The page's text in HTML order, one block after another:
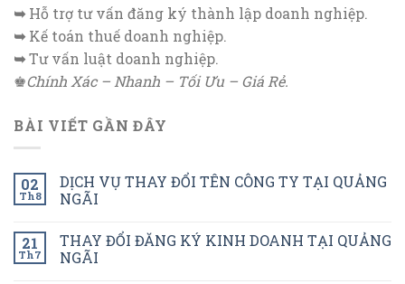
➥Hỗ trợ tư vấn đăng ký thành lập doanh nghiệp.
➥Kế toán thuế doanh nghiệp.
➥Tư vấn luật doanh nghiệp.
♚Chính Xác – Nhanh – Tối Ưu – Giá Rẻ.
BÀI VIẾT GẦN ĐÂY
02
Th8
DỊCH VỤ THAY ĐỔI TÊN CÔNG TY TẠI QUẢNG
NGÃI
21
Th7
THAY ĐỔI ĐĂNG KÝ KINH DOANH TẠI QUẢNG
NGÃI